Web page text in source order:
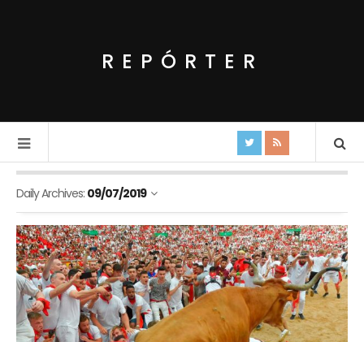
REPÓRTER
Daily Archives: 09/07/2019